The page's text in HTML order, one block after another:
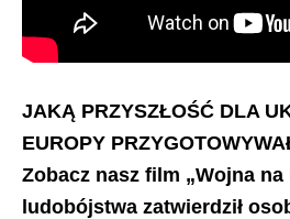
JAKĄ PRZYSZŁOŚĆ DLA
EUROPY
Zobacz nasz film „Wojna na
ludobójstwa zatwierdził